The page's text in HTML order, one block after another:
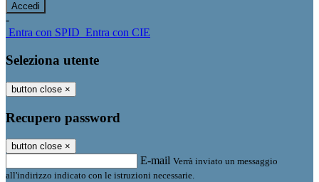
-
Entra con SPID Entra con CIE
Seleziona utente
button close ×
Recupero password
button close ×
E-mail Verrà inviato un messaggio
all'indirizzo indicato con le istruzioni necessarie.